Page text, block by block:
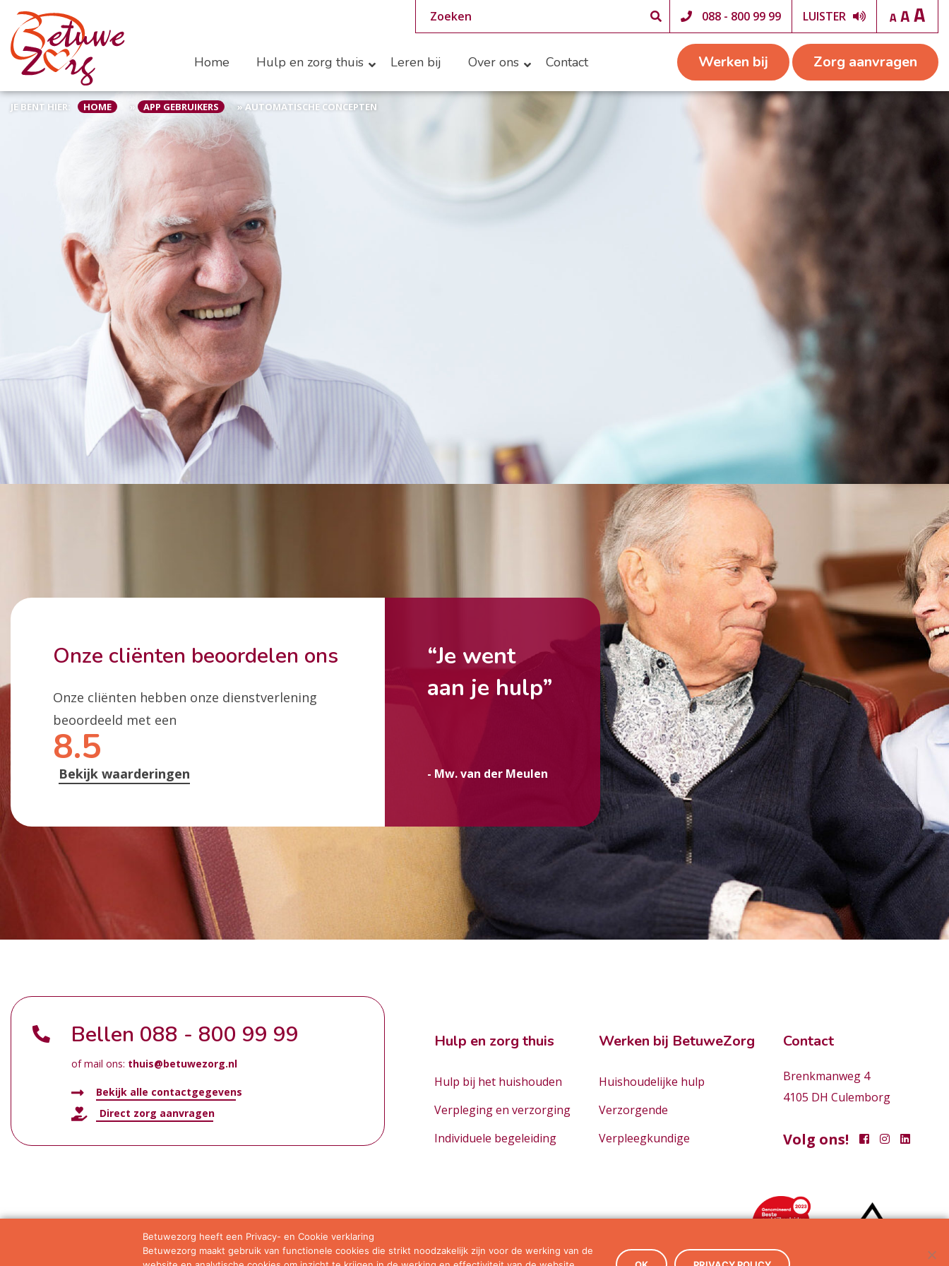
088 - 800 99 99 LUISTER
Home Hulp en zorg thuis Leren bij Over ons Contact Werken bij Zorg aanvragen
JE BENT HIER: HOME » APP GEBRUIKERS »AUTOMATISCHE CONCEPTEN
Onze cliënten beoordelen ons
Onze cliënten hebben onze dienstverlening
beoordeeld met een
8.5
Bekijk waarderingen
“Je went
aan je hulp”
- Mw. van der Meulen
Bellen 088 - 800 99 99
of mail ons: thuis@betuwezorg.nl
Bekijk alle contactgegevens
Direct zorg aanvragen
Hulp en zorg thuis
Hulp bij het huishouden
Verpleging en verzorging
Individuele begeleiding
Werken bij BetuweZorg
Huishoudelijke hulp
Verzorgende
Verpleegkundige
Contact
Brenkmanweg 4
4105 DH Culemborg
Volg ons!
Privacy statement Algemene voorwaarden
Betuwezorg heeft een Privacy- en Cookie verklaring
Betuwezorg maakt gebruik van functionele cookies die strikt noodzakelijk zijn voor de werking van de